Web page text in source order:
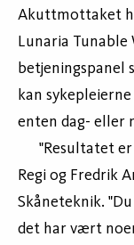
Akuttmottaket
Lunaria Tunable
betjeningspanel
kan
enten dag- eller
"Resultatet er
Regi og Fredrik
Skåneteknik.
det har vært